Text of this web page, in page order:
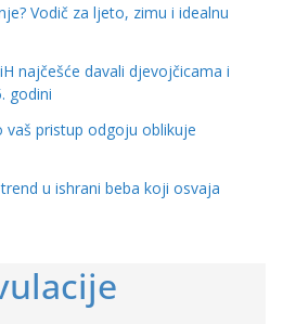
Vodič za ljeto, zimu i idealnu
najčešće davali djevojčicama i
godini
vaš pristup odgoju oblikuje
u ishrani beba koji osvaja